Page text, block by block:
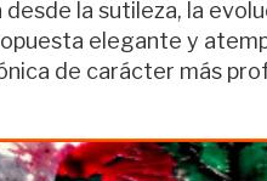
la sutileza, la
elegante y
de carácter más